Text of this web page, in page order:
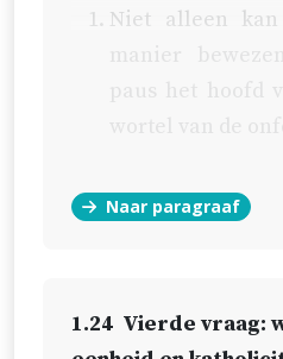
Niet alleen
brengt het niet
de
Naar paragraaf
1.24 Vierde vraag: